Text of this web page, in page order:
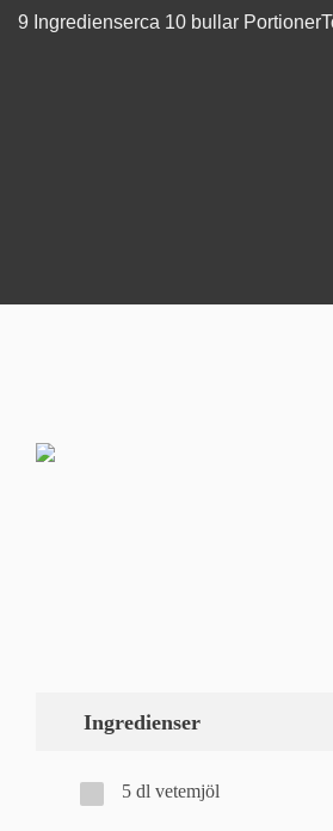
9 Ingredienserca 10 bullar Portioner
Ingredienser
5 dl vetemjöl